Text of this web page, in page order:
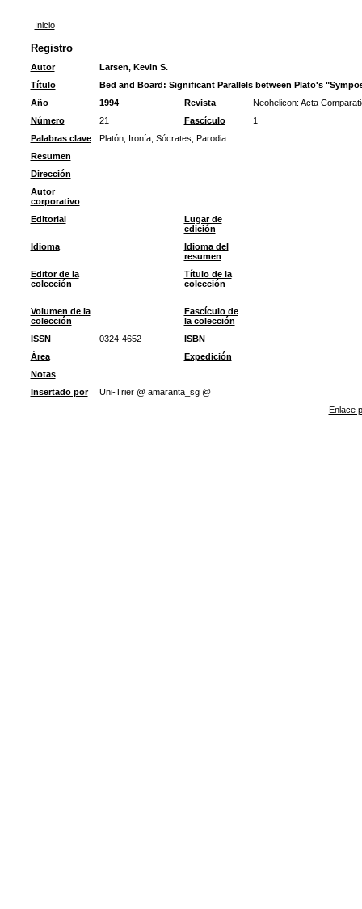
Inicio
Registro
Autor
Larsen, Kevin S.
Título
Bed and Board: Significant Parallels between Plato's
Año
1994 Revista
Neohelicon: Acta
Número
21 Fascículo
1
Palabras clave
Platón; Ironía; Sócrates; Parodia
Resumen
Dirección
Autor
corporativo
Editorial
Lugar de
edición
Idioma
Idioma del
resumen
Editor de la
colección
Título de la
colección
Volumen de la
colección
Fascículo de
la colección
ISSN
0324-4652
ISBN
Área
Expedición
Notas
Insertado por
Uni-Trier @ amaranta_sg @
Enlace